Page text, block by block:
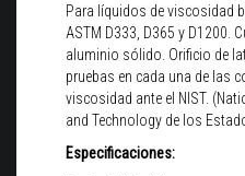
Para líquidos de viscosidad
ASTM D333, D365 y D1200.
aluminio sólido. Orificio de
pruebas en cada una de las
viscosidad ante el NIST.
and Technology de los
Especificaciones: